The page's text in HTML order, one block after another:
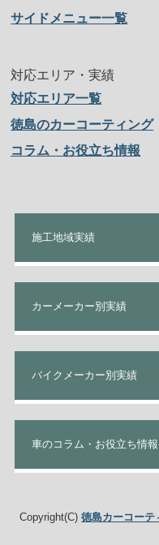
サイドメニュー一覧
対応エリア・実績
対応エリア一覧
徳島のカーコーティング
コラム・お役立ち情報
施工地域実績
カーメーカー別実績
バイクメーカー別実績
車のコラム・お役立ち情報
Copyright(C) 徳島カーコーテ